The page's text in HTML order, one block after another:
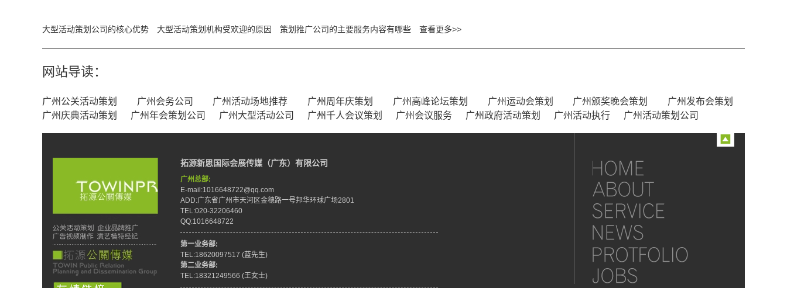
大型活动策划公司的核心优势 大型活动策划机构受欢迎的原因 策划推广公司的主要服务内容有哪些 查看更多>>
网站导读：
广州公关活动策划 广州会务公司 广州活动场地推荐 广州周年庆策划 广州高峰论坛策划 广州运动会策划 广州颁奖晚会策划
广州发布会策划
广州庆典活动策划
广州年会策划公司 广州大型活动公司 广州千人会议策划 广州会议服务 广州政府活动策划 广州活动执行 广州活动策划公司
拓源新思国际会展传媒（广东）有限公司
广州总部:
E-mail:1016648722@qq.com
ADD:广东省广州市天河区金穗路一号邦华环球广场2801
TEL:020-32206460
QQ:1016648722
第一业务部:
TEL:18620097517 (蓝先生)
第二业务部:
TEL:18321249566 (王女士)